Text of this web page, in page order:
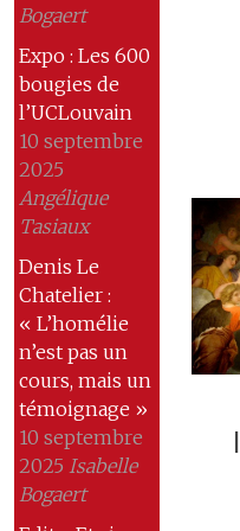
Bogaert
Expo : Les 600
bougies de
l’UCLouvain
10 septembre
2025
Angélique
Tasiaux
Denis Le
Chatelier :
« L’homélie
n’est pas un
cours, mais un
témoignage »
10 septembre
2025 Isabelle
Bogaert